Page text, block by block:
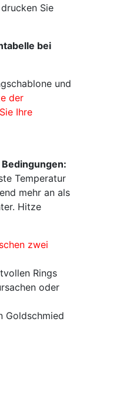
Sie
bei
und
der
Ihre
Temperatur
mehr an als
Hitze
zwei
Rings
oder
Goldschmied